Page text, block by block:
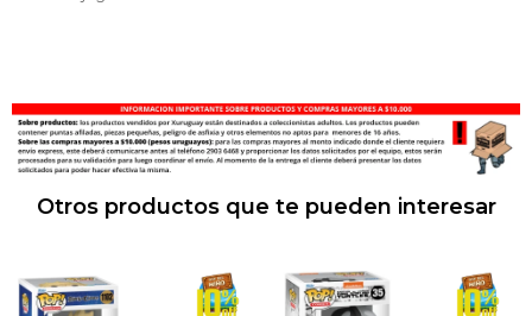
Otros productos que te pueden interesar